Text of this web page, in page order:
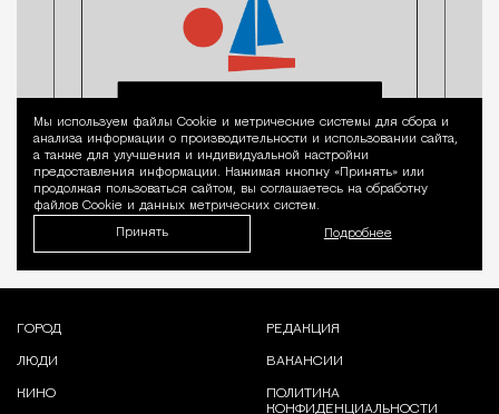
Уведомление
Мы используем файлы Сookie и метрические системы для сбора и
анализа информации о производительности и использовании сайта,
а также для улучшения и индивидуальной настройки
предоставления информации. Нажимая кнопку «Принять» или
продолжая пользоваться сайтом, вы соглашаетесь на обработку
файлов Cookie и данных метрических систем.
Принять Подробнее
ГОРОД
ЛЮДИ
КИНО
РЕДАКЦИЯ
ВАКАНСИИ
ПОЛИТИКА
КОНФИДЕНЦИАЛЬНОСТИ